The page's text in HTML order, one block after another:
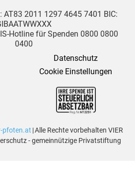
AT83 2011 1297 4645 7401 BIC:
Hotline für Spenden 0800 0800
0400
Datenschutz
Cookie Einstellungen
pfoten.at | Alle Rechte vorbehalten VIER
- gemeinnützige Privatstiftung